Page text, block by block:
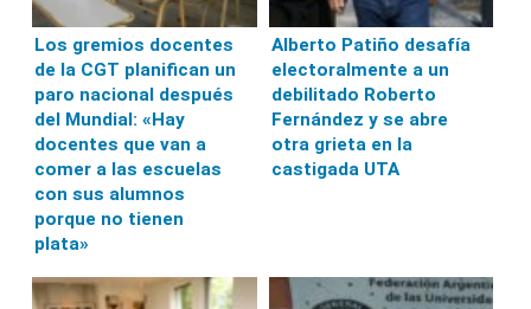
Los gremios docentes
de la CGT planifican un
paro nacional después
del Mundial: «Hay
docentes que van a
comer a las escuelas
con sus alumnos
porque no tienen
plata»
Alberto Patiño desafía
electoralmente a un
debilitado Roberto
Fernández y se abre
otra grieta en la
castigada UTA